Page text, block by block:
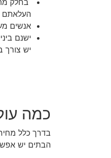
העלאתם
אנשים
ישנם
יש צורך
כמה
הבתים יש